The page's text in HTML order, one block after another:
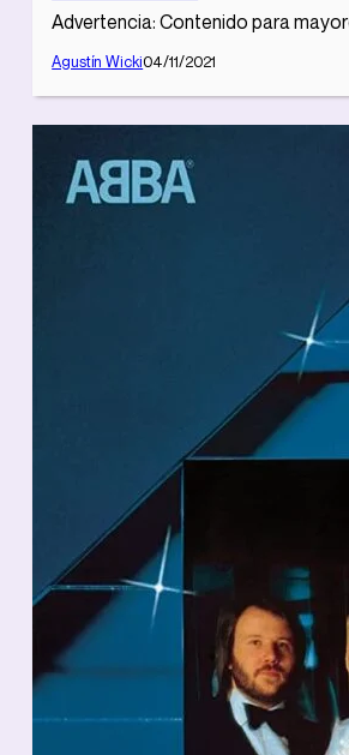
Advertencia: Contenido para
Agustín Wicki04/11/2021